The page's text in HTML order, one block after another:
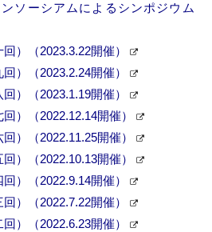
ソーシアムによるシンポジウム
）（2023.3.22開催）
）（2023.2.24開催）
）（2023.1.19開催）
）（2022.12.14開催）
）（2022.11.25開催）
）（2022.10.13開催）
）（2022.9.14開催）
）（2022.7.22開催）
）（2022.6.23開催）